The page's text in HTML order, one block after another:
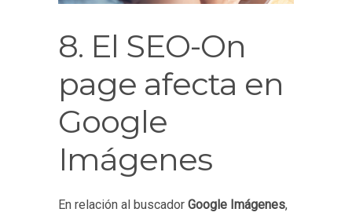
8. El SEO-On
page afecta en
Google
Imágenes
En relación al buscador Google Imágenes,